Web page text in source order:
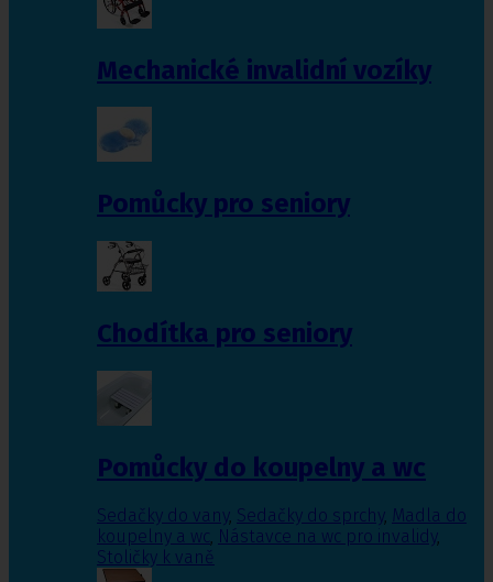
Mechanické invalidní vozíky
Pomůcky pro seniory
Chodítka pro seniory
Pomůcky do koupelny a wc
Sedačky do vany, Sedačky do sprchy, Madla do
koupelny a wc, Nástavce na wc pro invalidy,
Stoličky k vaně